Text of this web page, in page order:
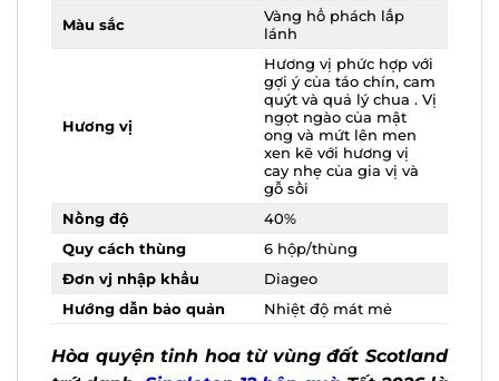
Màu sắc
Vàng hổ phách lấp
lánh
Hương vị
Hương vị phức hợp
với gợi ý của táo chín,
cam quýt và quả lý
chua . Vị ngọt ngào
của mật ong và mứt
lên men xen kẽ với
hương vị cay nhẹ của
gia vị và gỗ sồi
Nồng độ
40%
Quy cách thùng
6 hộp/thùng
Đơn vj nhập khẩu
Diageo
Hướng dẫn bảo quản
Nhiệt độ mát mẻ
Hòa quyện tinh hoa từ vùng đất